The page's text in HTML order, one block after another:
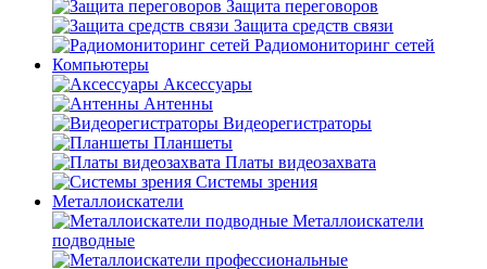
Защита переговоров
Защита средств связи
Радиомониторинг сетей
Компьютеры
Аксессуары
Антенны
Видеорегистраторы
Планшеты
Платы видеозахвата
Системы зрения
Металлоискатели
Металлоискатели
подводные